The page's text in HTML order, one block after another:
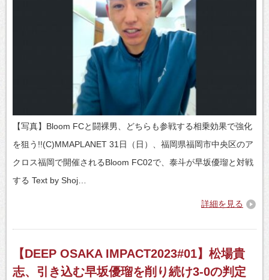
【写真】Bloom FCと闘裸男、どちらも参戦する相乗効果で強化
を狙う!!(C)MMAPLANET 31日（日）、福岡県福岡市中央区のア
クロス福岡で開催されるBloom FC02で、泰斗が早坂優瑠と対戦
する Text by Shoj…
詳細を見る
【DEEP OSAKA IMPACT2023#01】松場貴
志、引き込む早坂優瑠を削り続け3-0の判定